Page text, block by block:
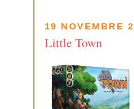
19 NOVEMBRE
Little Town